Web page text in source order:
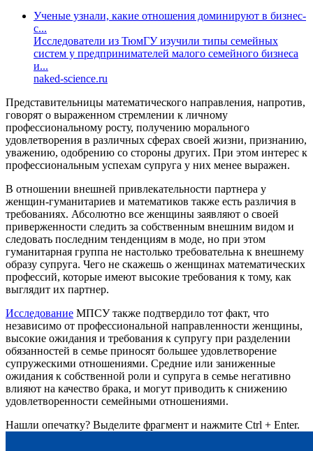
Ученые узнали, какие отношения доминируют в бизнес-
с...
Исследователи из ТюмГУ изучили типы семейных
систем у предпринимателей малого семейного бизнеса
и...
naked-science.ru
Представительницы математического направления, напротив,
говорят о выраженном стремлении к личному
профессиональному росту, получению морального
удовлетворения в различных сферах своей жизни, признанию,
уважению, одобрению со стороны других. При этом интерес к
профессиональным успехам супруга у них менее выражен.
В отношении внешней привлекательности партнера у
женщин-гуманитариев и математиков также есть различия в
требованиях. Абсолютно все женщины заявляют о своей
приверженности следить за собственным внешним видом и
следовать последним тенденциям в моде, но при этом
гуманитарная группа не настолько требовательна к внешнему
образу супруга. Чего не скажешь о женщинах математических
профессий, которые имеют высокие требования к тому, как
выглядит их партнер.
Исследование МПСУ также подтвердило тот факт, что
независимо от профессиональной направленности женщины,
высокие ожидания и требования к супругу при разделении
обязанностей в семье приносят большее удовлетворение
супружескими отношениями. Средние или заниженные
ожидания к собственной роли и супруга в семье негативно
влияют на качество брака, и могут приводить к снижению
удовлетворенности семейными отношениями.
Нашли опечатку? Выделите фрагмент и нажмите Ctrl + Enter.